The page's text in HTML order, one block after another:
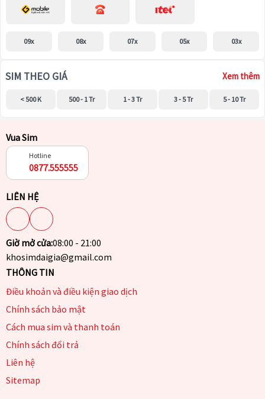
09x 08x 07x 05x 03x
SIM THEO GIÁ Xem thêm
< 500 K 500 - 1 Tr 1 - 3 Tr 3 - 5 Tr 5 - 10 Tr
Vua Sim
Hotline
0877.555555
LIÊN HỆ
Giờ mở cửa:08:00 - 21:00
khosimdaigia@gmail.com
THÔNG TIN
Điều khoản và điều kiện giao dịch
Chính sách bảo mật
Cách mua sim và thanh toán
Chính sách đổi trả
Liên hệ
Sitemap